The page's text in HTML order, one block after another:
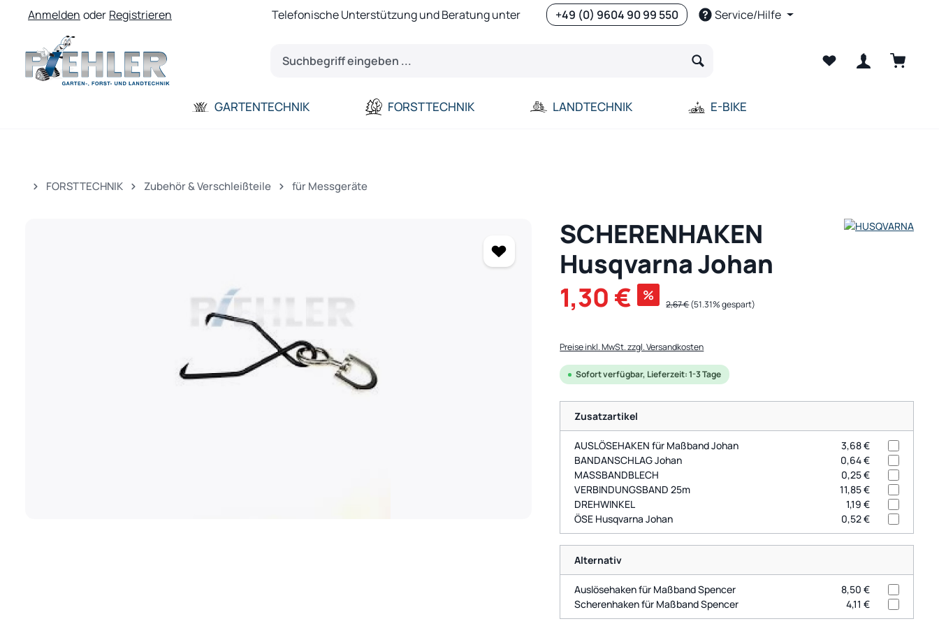
Hauptinhalt springen
Zur Suche springen
Zur Hauptnavigation springen
Anmelden oder Registrieren Telefonische Unterstützung und Beratung unter +49 (0) 9604 90 99 550 Service/Hilfe
GARTENTECHNIK FORSTTECHNIK LANDTECHNIK E-BIKE
FORSTTECHNIK Zubehör & Verschleißteile für Messgeräte
SCHERENHAKEN
Husqvarna Johan
Verkaufspreis:
1,30 € %
Regulärer Preis:
2,67 €(51.31% gespart)
Preise inkl. MwSt. zzgl. Versandkosten
Sofort verfügbar, Lieferzeit: 1-3 Tage
Zusatzartikel
AUSLÖSEHAKEN für Maßband Johan
3,68 €
BANDANSCHLAG Johan
0,64 €
MASSBANDBLECH
0,25 €
VERBINDUNGSBAND 25m
11,85 €
DREHWINKEL
1,19 €
ÖSE Husqvarna Johan
0,52 €
Alternativ
Auslösehaken für Maßband Spencer
8,50 €
Scherenhaken für Maßband Spencer
4,11 €